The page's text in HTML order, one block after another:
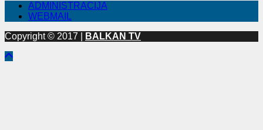
ADMINISTRACIJA
WEBMAIL
Copyright © 2017 |
BALKAN TV